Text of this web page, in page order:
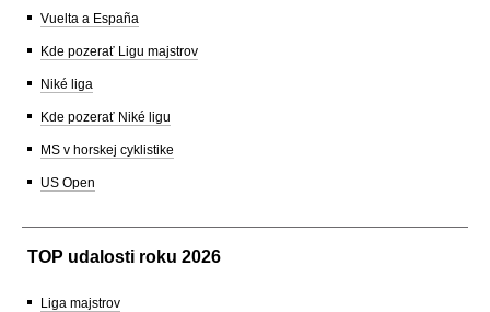
Vuelta a España
Kde pozerať Ligu majstrov
Niké liga
Kde pozerať Niké ligu
MS v horskej cyklistike
US Open
TOP udalosti roku 2026
Liga majstrov